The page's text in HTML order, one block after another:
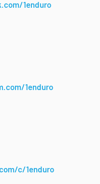
1enduro
1enduro
c/1enduro